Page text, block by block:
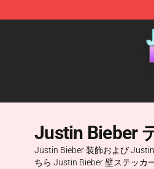
Justin Bieber Store -
Justin Bieber
Justin Bieber 装飾および
ちら Justin Bieber 壁ステッカ